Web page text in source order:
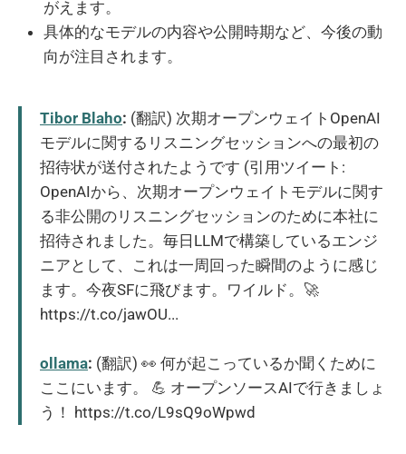
がえます。
具体的なモデルの内容や公開時期など、今後の動
向が注目されます。
Tibor Blaho: (翻訳) 次期オープンウェイトOpenAI
モデルに関するリスニングセッションへの最初の
招待状が送付されたようです (引用ツイート:
OpenAIから、次期オープンウェイトモデルに関す
る非公開のリスニングセッションのために本社に
招待されました。毎日LLMで構築しているエンジ
ニアとして、これは一周回った瞬間のように感じ
ます。今夜SFに飛びます。ワイルド。🚀
https://t.co/jawOU...
ollama: (翻訳) 👀 何が起こっているか聞くために
ここにいます。 💪 オープンソースAIで行きましょ
う！ https://t.co/L9sQ9oWpwd